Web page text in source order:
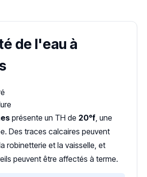
de l'eau à
présente un TH de 20°f, une
Des traces calcaires peuvent
robinetterie et la vaisselle, et
peuvent être affectés à terme.